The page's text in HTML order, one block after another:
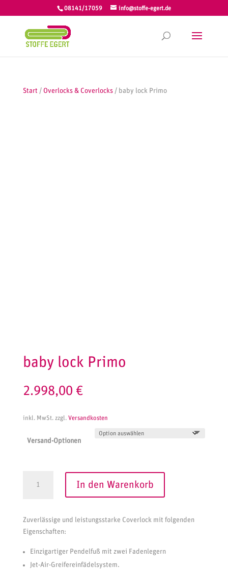
08141/17059 info@stoffe-egert.de
Start / Overlocks & Coverlocks/ baby lock Primo
baby lock Primo
2.998,00 €
inkl. MwSt. zzgl. Versandkosten
Versand-Optionen
In den Warenkorb
l
t
r
n
Zuverlässige und leistungsstarke Coverlock mit folgenden
Eigenschaften:
Einzigartiger Pendelfuß mit zwei Fadenlegern
Jet-Air-Greifereinfädelsystem.